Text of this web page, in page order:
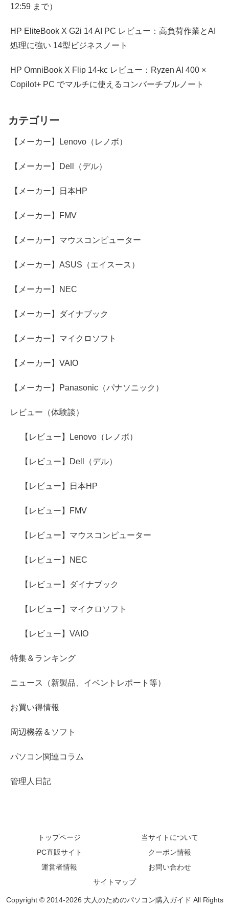
12:59 まで）
HP EliteBook X G2i 14 AI PC レビュー：高負荷作業とAI
処理に強い 14型ビジネスノート
HP OmniBook X Flip 14-kc レビュー：Ryzen AI 400 ×
Copilot+ PC でマルチに使えるコンバーチブルノート
カテゴリー
【メーカー】Lenovo（レノボ）
【メーカー】Dell（デル）
【メーカー】日本HP
【メーカー】FMV
【メーカー】マウスコンピューター
【メーカー】ASUS（エイスース）
【メーカー】NEC
【メーカー】ダイナブック
【メーカー】マイクロソフト
【メーカー】VAIO
【メーカー】Panasonic（パナソニック）
レビュー（体験談）
【レビュー】Lenovo（レノボ）
【レビュー】Dell（デル）
【レビュー】日本HP
【レビュー】FMV
【レビュー】マウスコンピューター
【レビュー】NEC
【レビュー】ダイナブック
【レビュー】マイクロソフト
【レビュー】VAIO
特集＆ランキング
ニュース（新製品、イベントレポート等）
お買い得情報
周辺機器＆ソフト
パソコン関連コラム
管理人日記
トップページ
当サイトについて
PC直販サイト
クーポン情報
運営者情報
お問い合わせ
サイトマップ
Copyright © 2014-2026 大人のためのパソコン購入ガイド All Rights